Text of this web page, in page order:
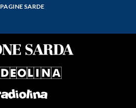
PAGINE SARDE